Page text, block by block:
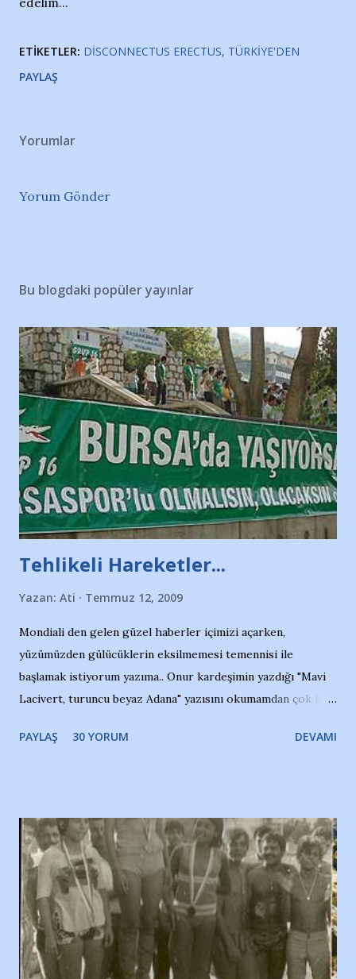
ETIKETLER: DISCONNECTUS ERECTUS TÜRKIYE'DEN
PAYLAŞ
Yorumlar
Yorum Gönder
Bu blogdaki popüler yayınlar
Tehlikeli Hareketler...
Yazan: Ati Temmuz 12, 2009
Mondiali den gelen güzel haberler içimizi açarken,
yüzümüzden gülücüklerin eksilmemesi temennisi ile
başlamak istiyorum yazıma.. Onur kardeşimin yazdığı "Mavi
Lacivert, turuncu beyaz Adana" yazısını okumamdan çok kısa
irkildim.. "Bursasporlu taraftarlar, İstanbul takımlarının
ve ürünlerini Bursa şehrinde görmek istemediklerini bir
protesto eylemiyle açıkladıklarını bildiriyordu.. Bu grup
adına açıklama yapan şahsı muhterem(!) ''Açık ve net olarak
söylüyoruz. Bu son uyarımızdır. Bunun yanısıra, bu takımlara
ait tanıtıcı ilanların asılmasına izin veren Bursa Büyükşehir
Belediyesi ile mağazaların bulunduğu alışveriş merkezlerini
de kınıyoruz'' diye de eklemiş .. Blogumuzda okuduğum bu
PAYLAŞ 30 YORUM DEVAMI